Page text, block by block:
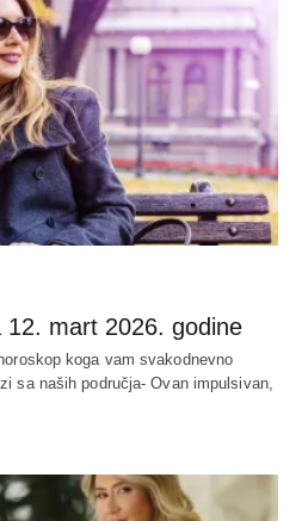
12. mart 2026. godine
koga vam svakodnevno
sa naših područja- Ovan impulsivan,